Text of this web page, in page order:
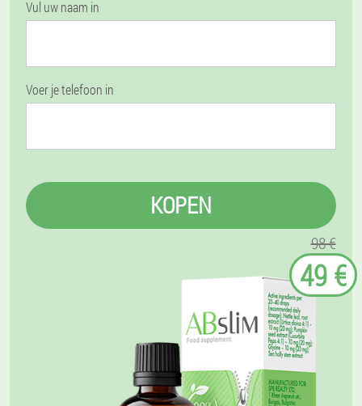
Vul uw naam in
Voer je telefoon in
KOPEN
98 €
49 €